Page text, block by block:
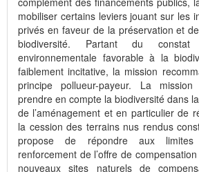
mobiliser certains leviers jouant sur les
privés en faveur de la préservation et
biodiversité. Partant du
environnementale favorable à la
faiblement incitative, la mission
principe pollueur-payeur. La
prendre en compte la biodiversité dans
de l’aménagement et en particulier de
la cession des terrains nus rendus
propose de répondre aux
renforcement de l’offre de
nouveaux sites naturels de